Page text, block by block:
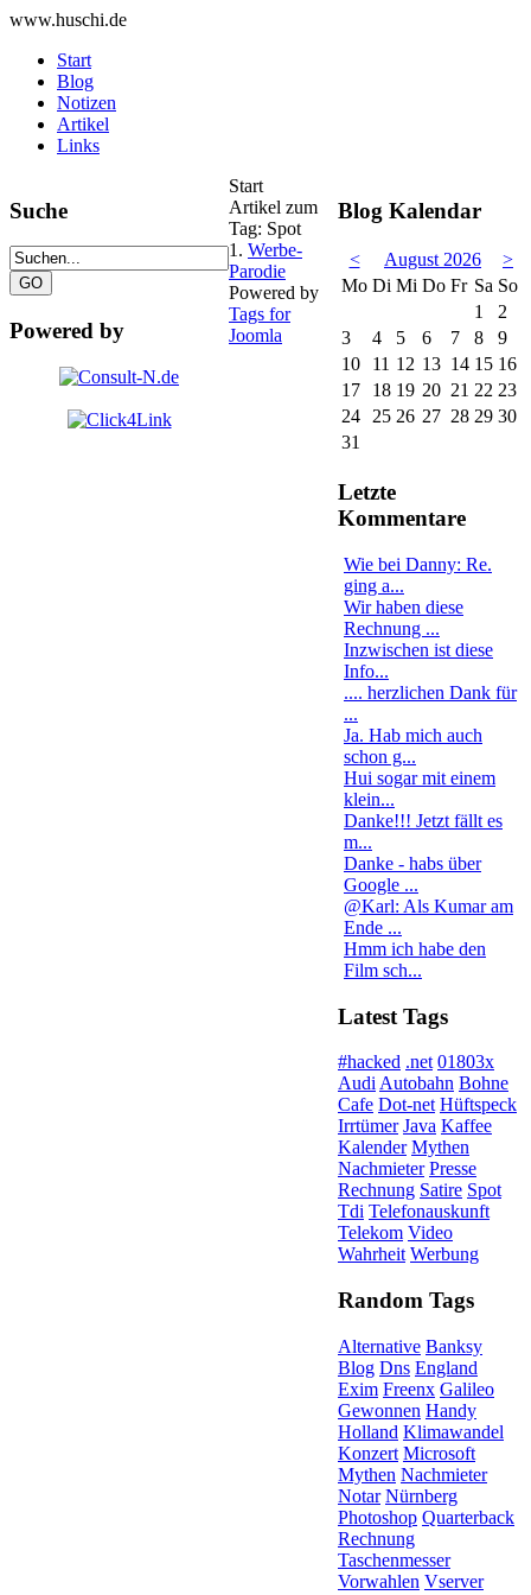
www.huschi.de
Start
Blog
Notizen
Artikel
Links
Suche
Powered by
Start
Artikel zum
Tag: Spot
1. Werbe-
Parodie
Powered by
Tags for
Joomla
Blog Kalendar
< August 2026
>
Mo Di Mi Do Fr Sa So
1
2
3
4 5 6 7 8
9
10
11 12 13 14 15 16
17
18 19 20 21 22 23
24 25 26 27 28 29 30
31
Letzte
Kommentare
Wie bei Danny: Re.
ging a...
Wir haben diese
Rechnung ...
Inzwischen ist diese
Info...
.... herzlichen Dank für
...
Ja. Hab mich auch
schon g...
Hui sogar mit einem
klein...
Danke!!! Jetzt fällt es
m...
Danke - habs über
Google ...
@Karl: Als Kumar am
Ende ...
Hmm ich habe den
Film sch...
Latest Tags
#hacked .net 01803x
Audi Autobahn Bohne
Cafe Dot-net Hüftspeck
Irrtümer Java Kaffee
Kalender Mythen
Nachmieter Presse
Rechnung Satire Spot
Tdi Telefonauskunft
Telekom Video
Wahrheit Werbung
Random Tags
Alternative Banksy
Blog Dns England
Exim Freenx Galileo
Gewonnen Handy
Holland Klimawandel
Konzert Microsoft
Mythen Nachmieter
Notar Nürnberg
Photoshop Quarterback
Rechnung
Taschenmesser
Vorwahlen Vserver